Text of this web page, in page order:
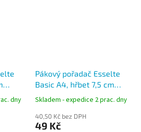
dny
Pákový pořadač Esselte
Basic A4, hřbet 7,5 cm
mramor
Skladem - expedice 2 prac. dny
40,50 Kč bez DPH
49 Kč